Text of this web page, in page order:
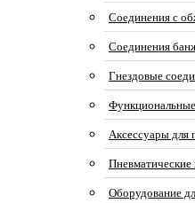
Соединения с
Соединения
Гнездовые
Аксессуары для
Пневматические
Оборудование